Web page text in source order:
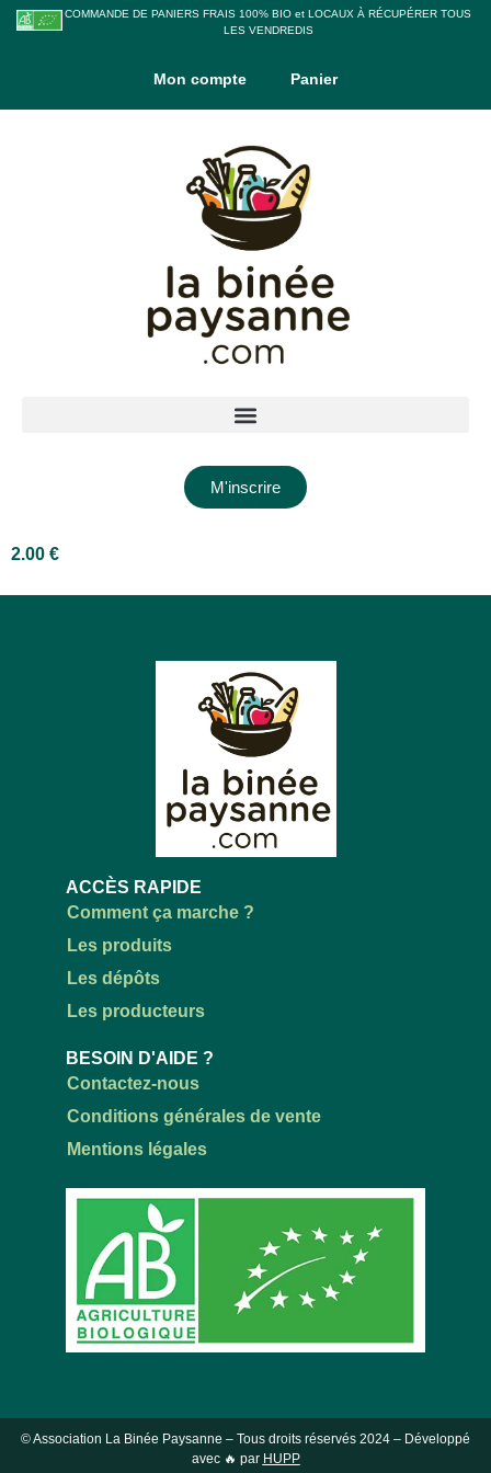
COMMANDE DE PANIERS FRAIS 100% BIO et LOCAUX À RÉCUPÉRER TOUS
LES VENDREDIS
Mon compte Panier
M'inscrire
2.00 €
ACCÈS RAPIDE
Comment ça marche ?
Les produits
Les dépôts
Les producteurs
BESOIN D'AIDE ?
Contactez-nous
Conditions générales de vente
Mentions légales
© Association La Binée Paysanne – Tous droits réservés 2024 – Développé
avec 🔥 par HUPP